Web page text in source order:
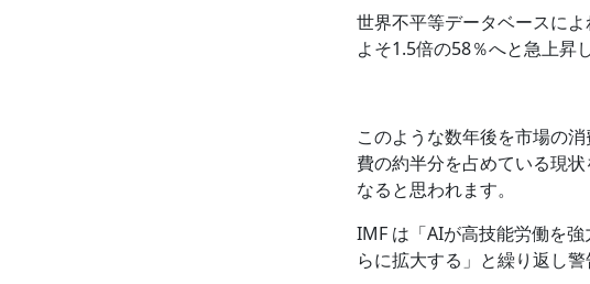
世界不平等データベースに
よそ1.5倍の58％へと急上昇
このような数年後を市場の
費の約半分を占めている現
なると思われます。
IMF は「AIが高技能労働を
らに拡大する」と繰り返し